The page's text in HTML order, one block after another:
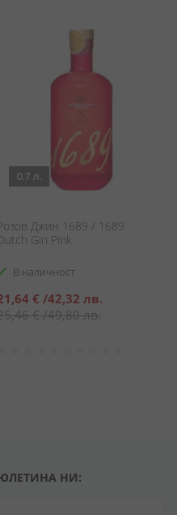
0.7 л.
Джин 1689 / 1689
Gin Pink
В наличност
€ /42,32 лв.
€/49,80 лв.
НИ: